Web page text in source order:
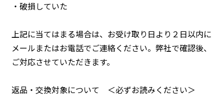
・破損していた
上記に当てはまる場合は、お受け取り日より２日以内に
メールまたはお電話でご連絡ください。弊社で確認後、
ご対応させていただきます。
返品・交換対象について ＜必ずお読みください＞